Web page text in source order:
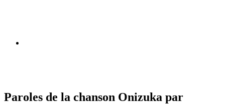
Paroles de la chanson Onizuka par